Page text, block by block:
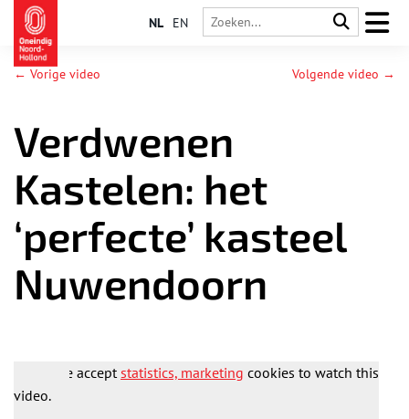
NL EN
← Vorige video Volgende video →
Verdwenen
Kastelen: het
‘perfecte’ kasteel
Nuwendoorn
Please acceptstatistics, marketing cookies to watch this
video.